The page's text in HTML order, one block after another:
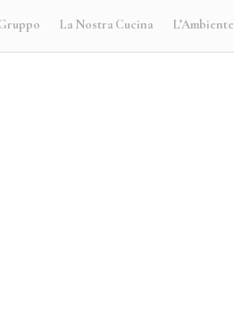
La Nostra Cucina L’Ambiente